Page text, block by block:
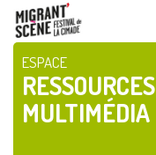
ESPACE
RESSOURCES
MULTIMÉDIA